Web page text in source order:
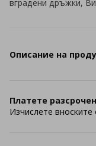
вградени дръжки,
Описание на
Платете
Изчислете вноските